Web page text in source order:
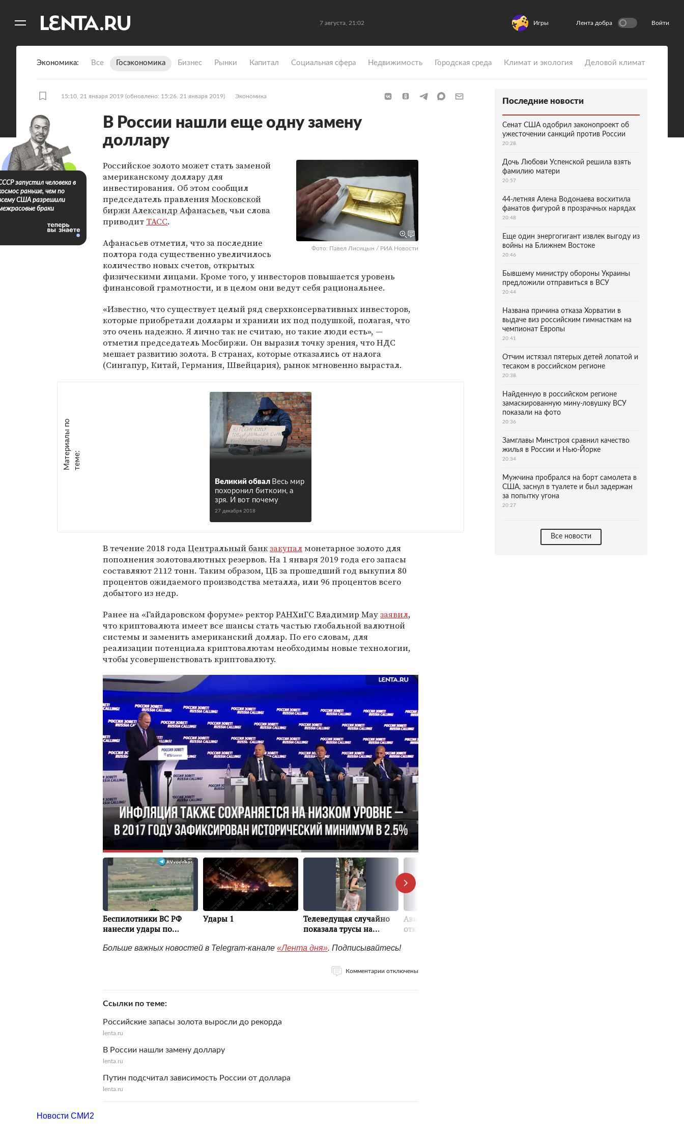
7 августа, 21:02 Игры Лента добра Войти
Экономика Все Госэкономика Бизнес Рынки Капитал Социальная сфера Недвижимость Городская среда Климат и экология Деловой климат
15:10, 21 января 2019 (обновлено: 15:26, 21 января 2019) Экономика
В России нашли еще одну замену
доллару
Фото: Павел Лисицын / РИА Новости
Российское золото может стать заменой
американскому доллару для
инвестирования. Об этом сообщил
председатель правленияМосковской
биржиАлександр Афанасьев, чьи слова
приводит ТАСС.
Афанасьев отметил, что за последние
полтора года существенно увеличилось
количество новых счетов, открытых
физическими лицами. Кроме того, у инвесторов повышается уровень
финансовой грамотности, и в целом они ведут себя рациональнее.
«Известно, что существует целый ряд сверхконсервативных инвесторов,
которые приобретали доллары и хранили их под подушкой, полагая, что
это очень надежно. Я лично так не считаю, но такие люди есть», —
отметил председатель Мосбиржи. Он выразил точку зрения, что НДС
мешает развитию золота. В странах, которые отказались от налога
(Сингапур, Китай, Германия, Швейцария), рынок мгновенно вырастал.
М
а
т е
р
и
а
л
ы
п
о
т
е
м
е :
Великий обвал Весь мир
похоронил биткоин, а
зря. И вот почему
27 декабря 2018
В течение 2018 годаЦентральный банкзакупал монетарное золото для
пополнения золотовалютных резервов. На 1 января 2019 года его запасы
составляют 2112 тонн. Таким образом, ЦБ за прошедший год выкупил 80
процентов ожидаемого производства металла, или 96 процентов всего
добытого из недр.
Ранее на «Гайдаровском форуме» ректор РАНХиГС Владимир Маузаявил,
что криптовалюта имеет все шансы стать частью глобальной валютной
системы и заменить американский доллар. По его словам, для
реализации потенциала криптовалютам необходимы новые технологии,
чтобы усовершенствовать криптовалюту.
Больше важных новостей в Telegram-канале «Лента дня». Подписывайтесь!
Комментарии отключены
Ссылки по теме
Российские запасы золота выросли до рекорда
lenta.ru
В России нашли замену доллару
lenta.ru
Путин подсчитал зависимость России от доллара
lenta.ru
запустил человека в
раньше, чем по
США разрешили
браки
Последние новости
Сенат США одобрил законопроект об
ужесточении санкций против России
20:28
Дочь Любови Успенской решила взять
фамилию матери
20:57
44-летняя Алена Водонаева восхитила
фанатов фигурой в прозрачных нарядах
20:48
Еще один энергогигант извлек выгоду из
войны на Ближнем Востоке
20:46
Бывшему министру обороны Украины
предложили отправиться в ВСУ
20:44
Названа причина отказа Хорватии в
выдаче виз российским гимнасткам на
чемпионат Европы
20:41
Отчим истязал пятерых детей лопатой и
тесаком в российском регионе
20:38
Найденную в российском регионе
замаскированную мину-ловушку ВСУ
показали на фото
20:36
Замглавы Минстроя сравнил качество
жилья в России и Нью-Йорке
20:34
Мужчина пробрался на борт самолета в
США, заснул в туалете и был задержан
за попытку угона
20:27
Все новости
Новости СМИ2